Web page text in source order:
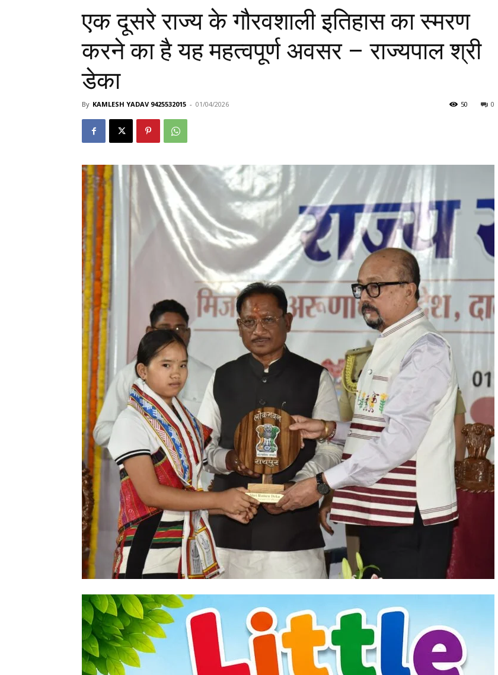
एक दूसरे राज्य के गौरवशाली इतिहास का स्मरण
करने का है यह महत्वपूर्ण अवसर – राज्यपाल श्री
डेका
By KAMLESH YADAV 9425532015 - 01/04/2026 0
50